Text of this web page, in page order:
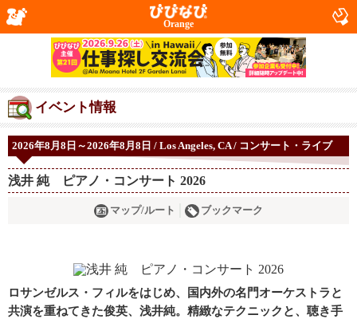
Orange
イベント情報
2026年8月8日～2026年8月8日 / Los Angeles, CA / コンサート・ライブ
浅井 純 ピアノ・コンサート 2026
マップ/ルート ブックマーク
ロサンゼルス・フィルをはじめ、国内外の名門オーケストラと
共演を重ねてきた俊英、浅井純。精緻なテクニックと、聴き手